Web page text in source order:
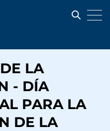
LA
- DÍA
PARA LA
DE LA